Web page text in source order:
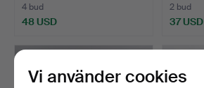
4 bud
48 USD
2 bud
37 USD
Vi använder cookies